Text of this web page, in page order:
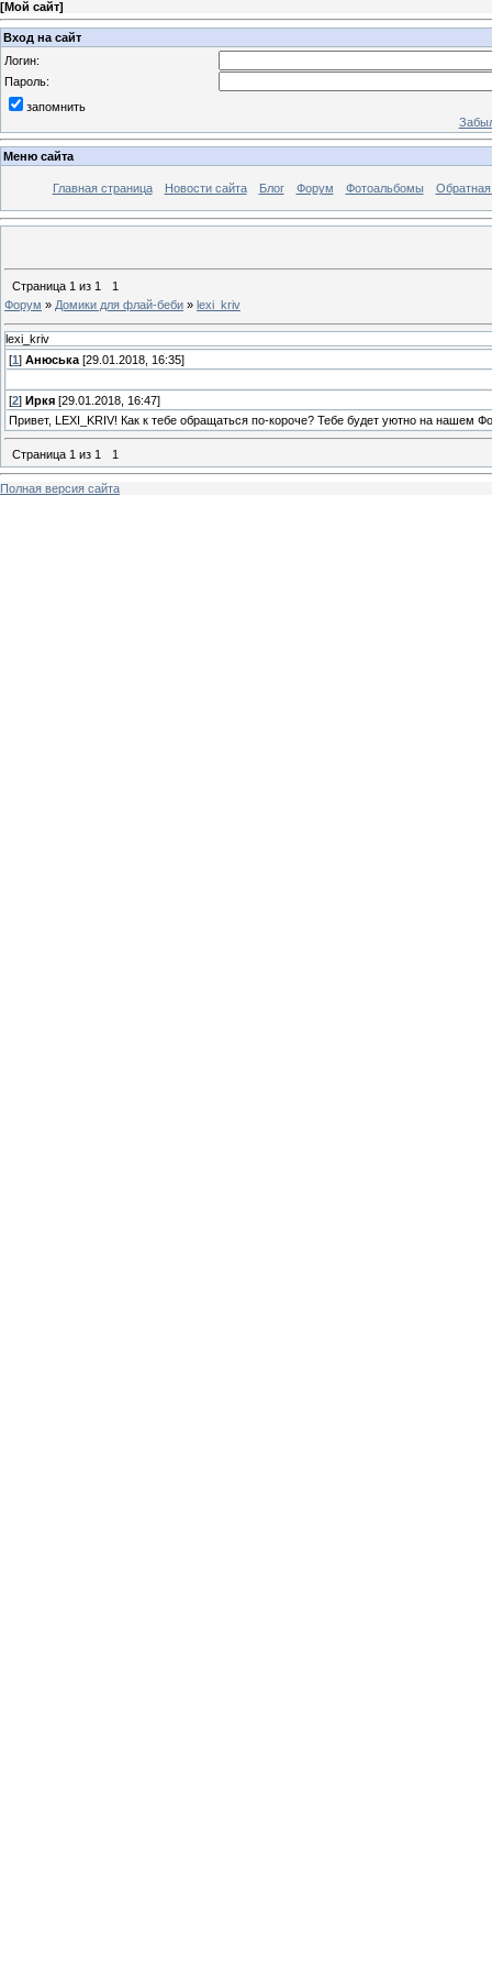
[Мой сайт]
Вход на сайт
Логин:
Пароль:
запомнить
Меню сайта
Главная страница Новости сайта Блог Форум Фотоальбомы Обратная
Страница 1 из 1
1
Форум » Домики для флай-беби » lexi_kriv
lexi_kriv
[1 ] Анюська [29.01.2018, 16:35]
[2] Иркя [29.01.2018, 16:47]
Привет, LEXI_KRIV! Как к тебе обращаться по-короче? Тебе будет уютно на нашем
Страница 1 из 1 1
Полная версия сайта